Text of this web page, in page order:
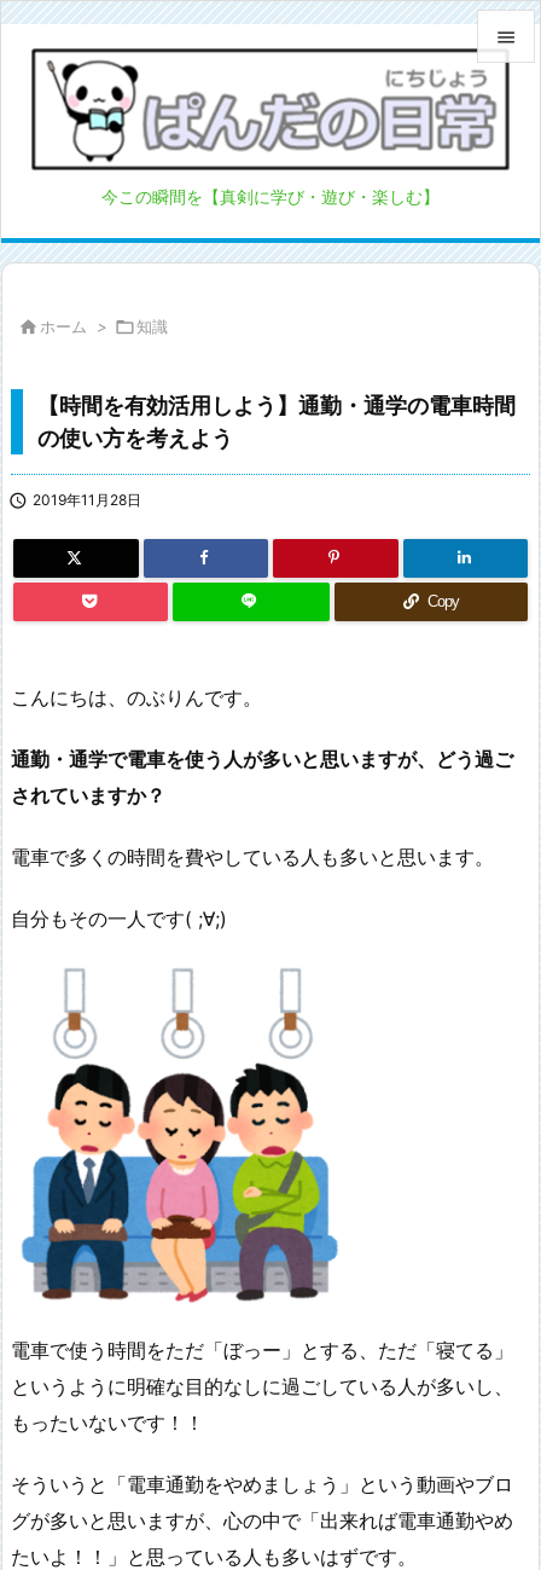
今この瞬間を【真剣に学び・遊び・楽しむ】

メニュ

サイド
前へ
ホーム > 知識
【時間を有効活用しよう】通勤・通学の電車時間
の使い方を考えよう
 2019年11月28日
Copy
こんにちは、のぶりんです。
通勤・通学で電車を使う人が多いと思いますが、どう過ご
されていますか？
電車で多くの時間を費やしている人も多いと思います。
自分もその一人です( ;∀;)
電車で使う時間をただ「ぼっー」とする、ただ「寝てる」
というように明確な目的なしに過ごしている人が多いし、
もったいないです！！
そういうと「電車通勤をやめましょう」という動画やブロ
グが多いと思いますが、心の中で「出来れば電車通勤やめ
たいよ！！」と思っている人も多いはずです。